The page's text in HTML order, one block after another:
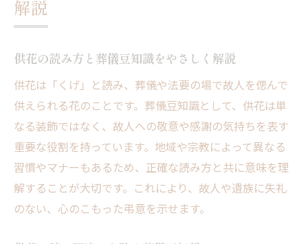
解説
供花の読み方と葬儀豆知識をやさしく解説
供花は「くげ」と読み、葬儀や法要の場で故人を偲んで
供えられる花のことです。葬儀豆知識として、供花は単
なる装飾ではなく、故人への敬意や感謝の気持ちを表す
重要な役割を持っています。地域や宗教によって異なる
習慣やマナーもあるため、正確な読み方と共に意味を理
解することが大切です。これにより、故人や遺族に失礼
のない、心のこもった弔意を示せます。